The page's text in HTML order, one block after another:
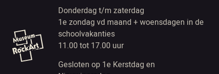
Donderdag t/m zaterdag
1e zondag vd maand + woensdagen in de
schoolvakanties
11.00 tot 17.00 uur
Gesloten op 1e Kerstdag en